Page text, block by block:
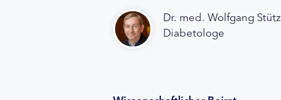
Dr. med. Wolfgang Stütz
Diabetologe